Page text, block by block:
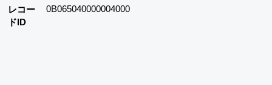
レコー
ドID
0B065040000004000